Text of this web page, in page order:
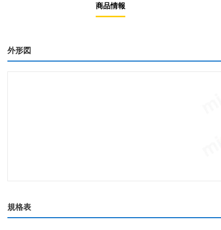
商品情報
外形図
規格表